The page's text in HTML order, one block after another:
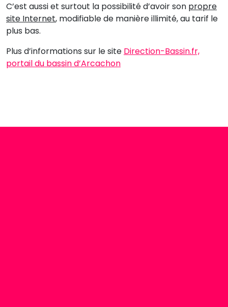
C’est aussi et surtout la possibilité d’avoir son propre
site Internet, modifiable de manière illimité, au tarif le
plus bas.
Plus d’informations sur le site Direction-Bassin.fr,
portail du bassin d’Arcachon